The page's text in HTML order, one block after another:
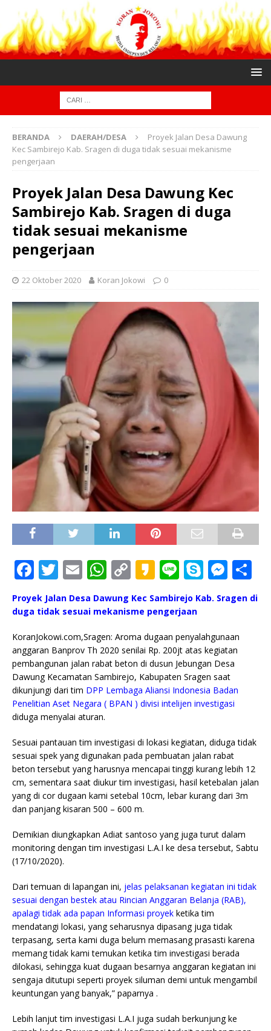
BERANDA DAERAH/DESA
Proyek Jalan Desa Dawung
Kec Sambirejo Kab. Sragen di duga tidak sesuai mekanisme
pengerjaan
Proyek Jalan Desa Dawung Kec
Sambirejo Kab. Sragen di duga
tidak sesuai mekanisme
pengerjaan
22 Oktober 2020 Koran Jokowi 0
F
a
c
e
b
o
o
k
T
w
it
te
r
E
m
ai
l
W
at
A
p
p
C
o
p
Li
n
k
K
k
o
Li
n
e
S
k
y
p
e
M
ss
n
g
e
r
h
ar
Proyek Jalan Desa Dawung Kec Sambirejo Kab. Sragen di
duga tidak sesuai mekanisme pengerjaan
KoranJokowi.com,Sragen: Aroma dugaan penyalahgunaan
anggaran Banprov Th 2020 senilai Rp. 200jt atas kegiatan
pembangunan jalan rabat beton di dusun Jebungan Desa
Dawung Kecamatan Sambirejo, Kabupaten Sragen saat
dikunjungi dari tim DPP Lembaga Aliansi Indonesia Badan
Penelitian Aset Negara ( BPAN ) divisi intelijen investigasi
diduga menyalai aturan.
Sesuai pantauan tim investigasi di lokasi kegiatan, diduga tidak
sesuai spek yang digunakan pada pembuatan jalan rabat
beton tersebut yang harusnya mencapai tinggi kurang lebih 12
cm, sementara saat diukur tim investigasi, hasil ketebalan jalan
yang di cor dugaan kami setebal 10cm, lebar kurang dari 3m
dan panjang kisaran 500 – 600 m.
Demikian diungkapkan Adiat santoso yang juga turut dalam
monitoring dengan tim investigasi L.A.I ke desa tersebut, Sabtu
(17/10/2020).
Dari temuan di lapangan ini, jelas pelaksanan kegiatan ini tidak
sesuai dengan bestek atau Rincian Anggaran Belanja (RAB),
apalagi tidak ada papan Informasi proyek ketika tim
mendatangi lokasi, yang seharusnya dipasang juga tidak
terpasang, serta kami duga belum memasang prasasti karena
memang tidak kami temukan ketika tim investigasi berada
dilokasi, sehingga kuat dugaan besarnya anggaran kegiatan ini
sengaja ditutupi seperti proyek siluman demi untuk mengambil
keuntungan yang banyak,” paparnya .
Lebih lanjut tim investigasi L.A.I juga sudah berkunjung ke